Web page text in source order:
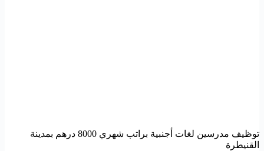
توظيف مدرسين لغات أجنبية براتب شهري 8000 درهم بمدينة
القنيطرة